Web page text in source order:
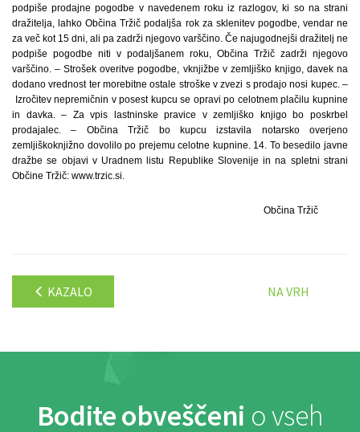
podpiše prodajne pogodbe v navedenem roku iz razlogov, ki so na strani
dražitelja, lahko Občina Tržič podaljša rok za sklenitev pogodbe, vendar ne
za več kot 15 dni, ali pa zadrži njegovo varščino. Če najugodnejši dražitelj ne
podpiše pogodbe niti v podaljšanem roku, Občina Tržič zadrži njegovo
varščino. – Strošek overitve pogodbe, vknjižbe v zemljiško knjigo, davek na
dodano vrednost ter morebitne ostale stroške v zvezi s prodajo nosi kupec. –
Izročitev nepremičnin v posest kupcu se opravi po celotnem plačilu kupnine
in davka. – Za vpis lastninske pravice v zemljiško knjigo bo poskrbel
prodajalec. – Občina Tržič bo kupcu izstavila notarsko overjeno
zemljiškoknjižno dovolilo po prejemu celotne kupnine. 14. To besedilo javne
dražbe se objavi v Uradnem listu Republike Slovenije in na spletni strani
Občine Tržič: www.trzic.si.
Občina Tržič
KAZALO NA VRH
Bodite obveščeni o vseh